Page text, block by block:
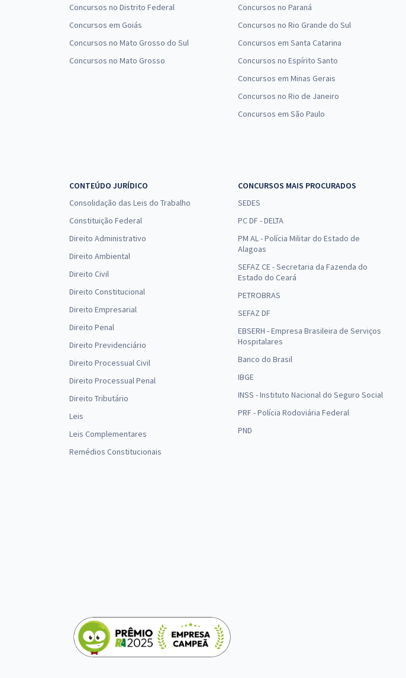
Concursos no Distrito Federal
Concursos em Goiás
Concursos no Mato Grosso do Sul
Concursos no Mato Grosso
Concursos no Paraná
Concursos no Rio Grande do Sul
Concursos em Santa Catarina
Concursos no Espírito Santo
Concursos em Minas Gerais
Concursos no Rio de Janeiro
Concursos em São Paulo
CONTEÚDO JURÍDICO
Consolidação das Leis do Trabalho
Constituição Federal
Direito Administrativo
Direito Ambiental
Direito Civil
Direito Constitucional
Direito Empresarial
Direito Penal
Direito Previdenciário
Direito Processual Civil
Direito Processual Penal
Direito Tributário
Leis
Leis Complementares
Remédios Constitucionais
CONCURSOS MAIS PROCURADOS
SEDES
PC DF - DELTA
PM AL - Polícia Militar do Estado de
Alagoas
SEFAZ CE - Secretaria da Fazenda do
Estado do Ceará
PETROBRAS
SEFAZ DF
EBSERH - Empresa Brasileira de Serviços
Hospitalares
Banco do Brasil
IBGE
INSS - Instituto Nacional do Seguro Social
PRF - Polícia Rodoviária Federal
PND